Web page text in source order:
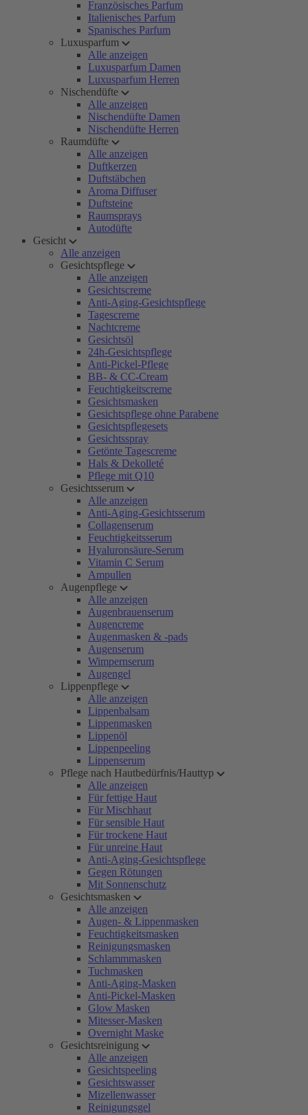
Französisches Parfum
Italienisches Parfum
Spanisches Parfum
Luxusparfum
Alle anzeigen
Luxusparfum Damen
Luxusparfum Herren
Nischendüfte
Alle anzeigen
Nischendüfte Damen
Nischendüfte Herren
Raumdüfte
Alle anzeigen
Duftkerzen
Duftstäbchen
Aroma Diffuser
Duftsteine
Raumsprays
Autodüfte
Gesicht
Alle anzeigen
Gesichtspflege
Alle anzeigen
Gesichtscreme
Anti-Aging-Gesichtspflege
Tagescreme
Nachtcreme
Gesichtsöl
24h-Gesichtspflege
Anti-Pickel-Pflege
BB- & CC-Cream
Feuchtigkeitscreme
Gesichtsmasken
Gesichtspflege ohne Parabene
Gesichtspflegesets
Gesichtsspray
Getönte Tagescreme
Hals & Dekolleté
Pflege mit Q10
Gesichtsserum
Alle anzeigen
Anti-Aging-Gesichtsserum
Collagenserum
Feuchtigkeitsserum
Hyaluronsäure-Serum
Vitamin C Serum
Ampullen
Augenpflege
Alle anzeigen
Augenbrauenserum
Augencreme
Augenmasken & -pads
Augenserum
Wimpernserum
Augengel
Lippenpflege
Alle anzeigen
Lippenbalsam
Lippenmasken
Lippenöl
Lippenpeeling
Lippenserum
Pflege nach Hautbedürfnis/Hauttyp
Alle anzeigen
Für fettige Haut
Für Mischhaut
Für sensible Haut
Für trockene Haut
Für unreine Haut
Anti-Aging-Gesichtspflege
Gegen Rötungen
Mit Sonnenschutz
Gesichtsmasken
Alle anzeigen
Augen- & Lippenmasken
Feuchtigkeitsmasken
Reinigungsmasken
Schlammmasken
Tuchmasken
Anti-Aging-Masken
Anti-Pickel-Masken
Glow Masken
Mitesser-Masken
Overnight Maske
Gesichtsreinigung
Alle anzeigen
Gesichtspeeling
Gesichtswasser
Mizellenwasser
Reinigungsgel